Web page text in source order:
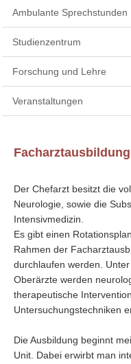
Ambulante Sprechstunden
Studienzentrum
Forschung und Lehre
Veranstaltungen
Facharztausbildung
Der Chefarzt besitzt die
Neurologie, sowie die
Intensivmedizin.
Es gibt einen
Rahmen der
durchlaufen werden.
Oberärzte werden
therapeutische
Untersuchungstechniken
Die Ausbildung beginnt
Unit. Dabei erwirbt man